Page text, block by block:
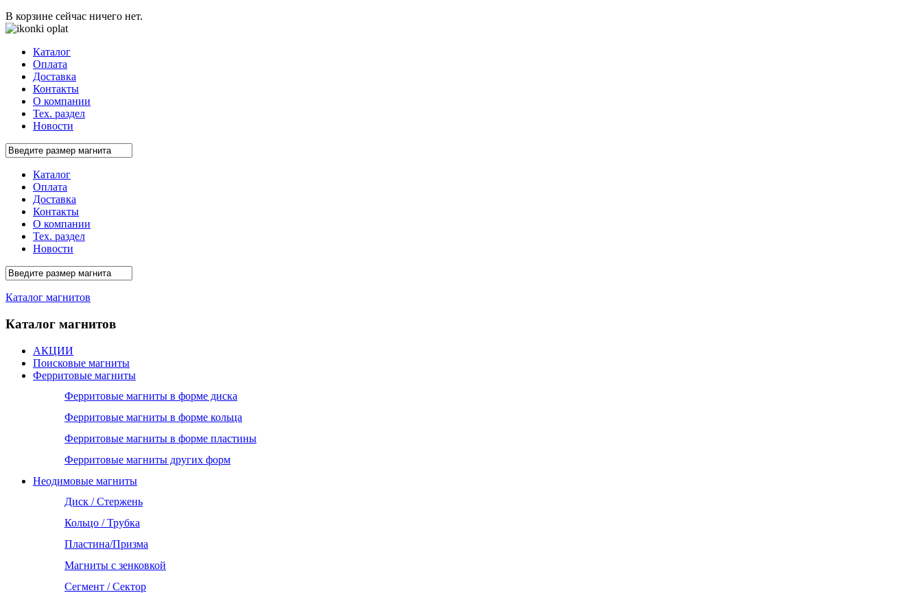
В корзине сейчас ничего нет.
Каталог
Оплата
Доставка
Контакты
О компании
Тех. раздел
Новости
Каталог
Оплата
Доставка
Контакты
О компании
Тех. раздел
Новости
Каталог магнитов
Каталог магнитов
АКЦИИ
Поисковые магниты
Ферритовые магниты
Ферритовые магниты в форме диска
Ферритовые магниты в форме кольца
Ферритовые магниты в форме пластины
Ферритовые магниты других форм
Неодимовые магниты
Диск / Стержень
Кольцо / Трубка
Пластина/Призма
Магниты с зенковкой
Сегмент / Сектор